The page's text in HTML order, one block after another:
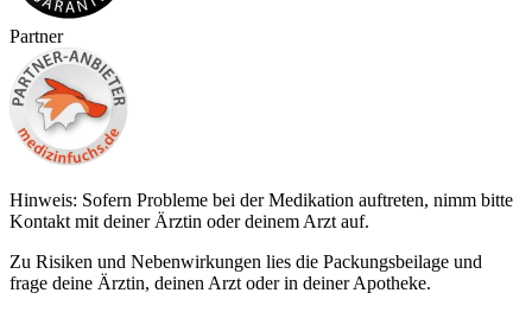
Partner
Hinweis: Sofern Probleme bei der Medikation auftreten, nimm bitte
Kontakt mit deiner Ärztin oder deinem Arzt auf.
Zu Risiken und Nebenwirkungen lies die Packungsbeilage und
frage deine Ärztin, deinen Arzt oder in deiner Apotheke.